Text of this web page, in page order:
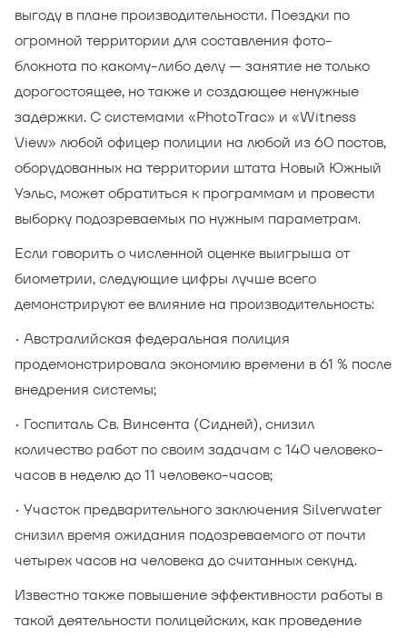
выгоду в плане производительности. Поездки по
огромной территории для составления фото-
блокнота по какому-либо делу — занятие не только
дорогостоящее, но также и создающее ненужные
задержки. С системами «PhotoTrac» и «Witness
View» любой офицер полиции на любой из 60 постов,
оборудованных на территории штата Новый Южный
Уэльс, может обратиться к программам и провести
выборку подозреваемых по нужным параметрам.
Если говорить о численной оценке выигрыша от
биометрии, следующие цифры лучше всего
демонстрируют ее влияние на производительность:
• Австралийская федеральная полиция
продемонстрировала экономию времени в 61 % после
внедрения системы;
• Госпиталь Св. Винсента (Сидней), снизил
количество работ по своим задачам с 140 человеко-
часов в неделю до 11 человеко-часов;
• Участок предварительного заключения Silverwater
снизил время ожидания подозреваемого от почти
четырех часов на человека до считанных секунд.
Известно также повышение эффективности работы в
такой деятельности полицейских, как проведение